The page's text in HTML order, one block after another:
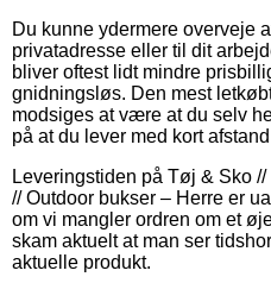
Du kunne ydermere overveje
privatadresse eller til dit
bliver oftest lidt mindre
gnidningsløs. Den mest
modsiges at være at du selv
på at du lever med kort
Leveringstiden på Tøj & Sko
// Outdoor bukser – Herre er
om vi mangler ordren om et
skam aktuelt at man ser
aktuelle produkt.